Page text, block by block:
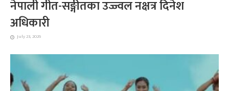
नेपाली गीत-सङ्गीतका उज्ज्वल नक्षत्र दिनेश
अधिकारी
July 23, 2026